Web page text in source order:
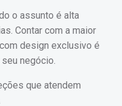
o assunto é alta
Contar com a maior
design exclusivo é
negócio.
que atendem